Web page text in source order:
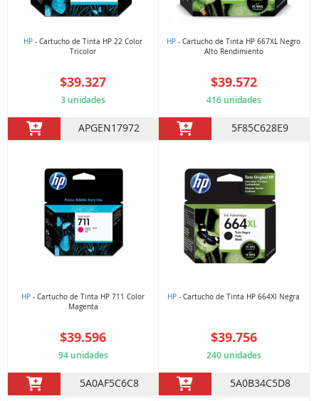
HP - Cartucho de Tinta HP 22 Color
Tricolor
$39.327
3 unidades
APGEN17972
HP - Cartucho de Tinta HP 667XL Negro
Alto Rendimiento
$39.572
416 unidades
5F85C628E9
HP - Cartucho de Tinta HP 711 Color
Magenta
$39.596
94 unidades
5A0AF5C6C8
HP - Cartucho de Tinta HP 664Xl Negra
$39.756
240 unidades
5A0B34C5D8